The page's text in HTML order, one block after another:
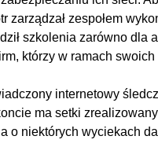
zespołem
szkolenia zarówno dla
którzy w ramach swoich
internetowy
ma setki
o niektórych wyciekach